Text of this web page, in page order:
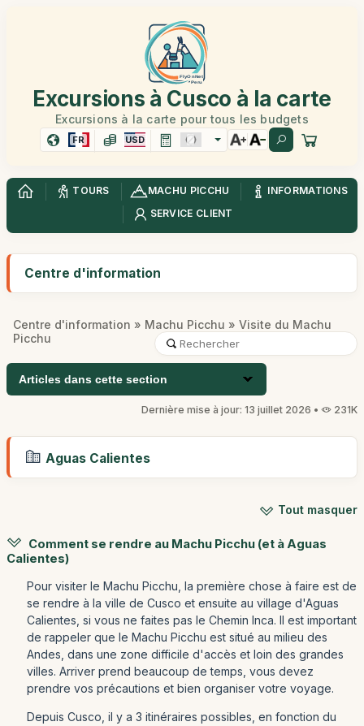
Excursions à Cusco à la carte
Excursions à la carte pour tous les budgets
FR USD
TOURS MACHU PICCHU
INFORMATIONS
SERVICE CLIENT
Centre d'information
Centre d'information » Machu Picchu » Visite du Machu
Picchu
Articles dans cette section
Dernière mise à jour: 13 juillet 2026 • 231K
Aguas Calientes
Tout masquer
Comment se rendre au Machu Picchu (et à Aguas
Calientes)
Pour visiter le Machu Picchu, la première chose à faire est de
se rendre à la ville de Cusco et ensuite au village d'Aguas
Calientes, si vous ne faites pas le Chemin Inca. Il est important
de rappeler que le Machu Picchu est situé au milieu des
Andes, dans une zone difficile d'accès et loin des grandes
villes. Arriver prend beaucoup de temps, vous devez
prendre vos précautions et bien organiser votre voyage.
Depuis Cusco, il y a 3 itinéraires possibles, en fonction du